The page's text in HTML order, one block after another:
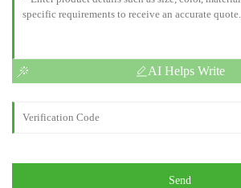
AI Helps Write
Send